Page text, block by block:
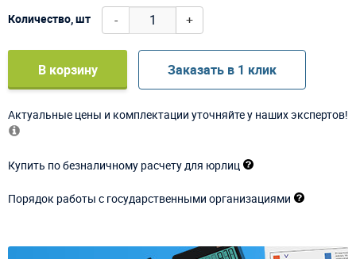
Количество, шт - +
В корзину Заказать в 1 клик
Актуальные цены и комплектации уточняйте у наших экспертов!
Купить по безналичному расчету для юрлиц
Порядок работы с государственными организациями